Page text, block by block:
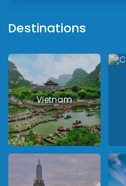
Destinations
Vietnam